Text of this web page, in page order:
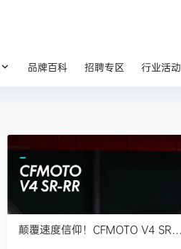
品牌百科 招聘专区 行业活动
颠覆速度信仰！CFMOTO V4 SR-